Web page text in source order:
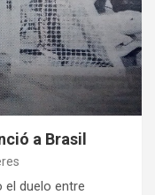
a Brasil
el duelo entre